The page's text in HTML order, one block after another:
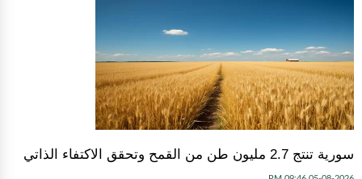
سورية تنتج 2.7 مليون طن من القمح وتحقق الاكتفاء الذاتي